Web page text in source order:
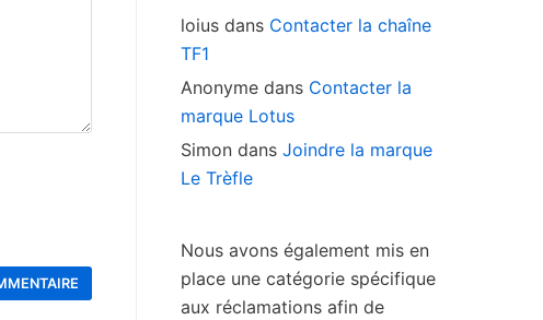
loius dans Contacter la chaîne
TF1
Anonyme dans Contacter la
marque Lotus
Simon dans Joindre la marque
Le Trèfle
Nous avons également mis en
place une catégorie spécifique
aux réclamations afin de